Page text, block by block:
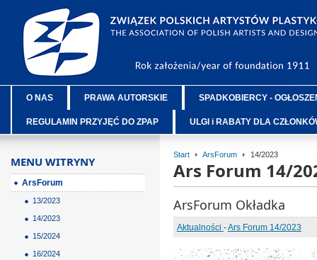
O NAS PRAWA AUTORSKIE SPADKOBIERCY -
REGULAMIN PRZYJĘĆ DO ZPAP ULGI i RABATY DLA
Start ArsForum 14/2023
Ars Forum 14/
ArsForum Okładka
Aktualności -Ars Forum 14/2023
MENU WITRYNY
ArsForum
13/2023
14/2023
15/2024
16/2024